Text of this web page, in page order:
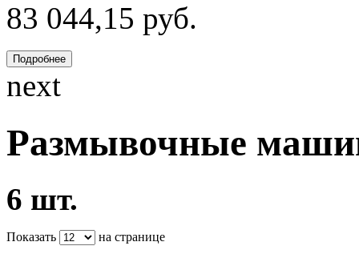
83 044,15 руб.
Подробнее
next
Размывочные
6 шт.
Показать на странице